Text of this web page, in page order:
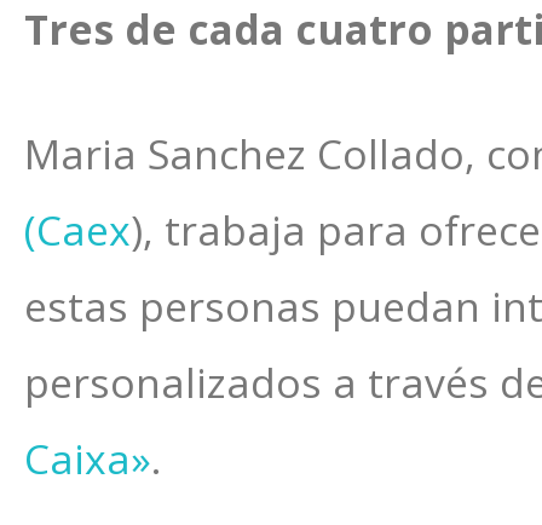
Tres de cada cuatro
Maria Sanchez Collado,
(Caex), trabaja para
estas personas puedan
personalizados a través
Caixa».